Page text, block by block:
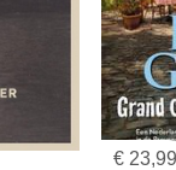
€ 23,99